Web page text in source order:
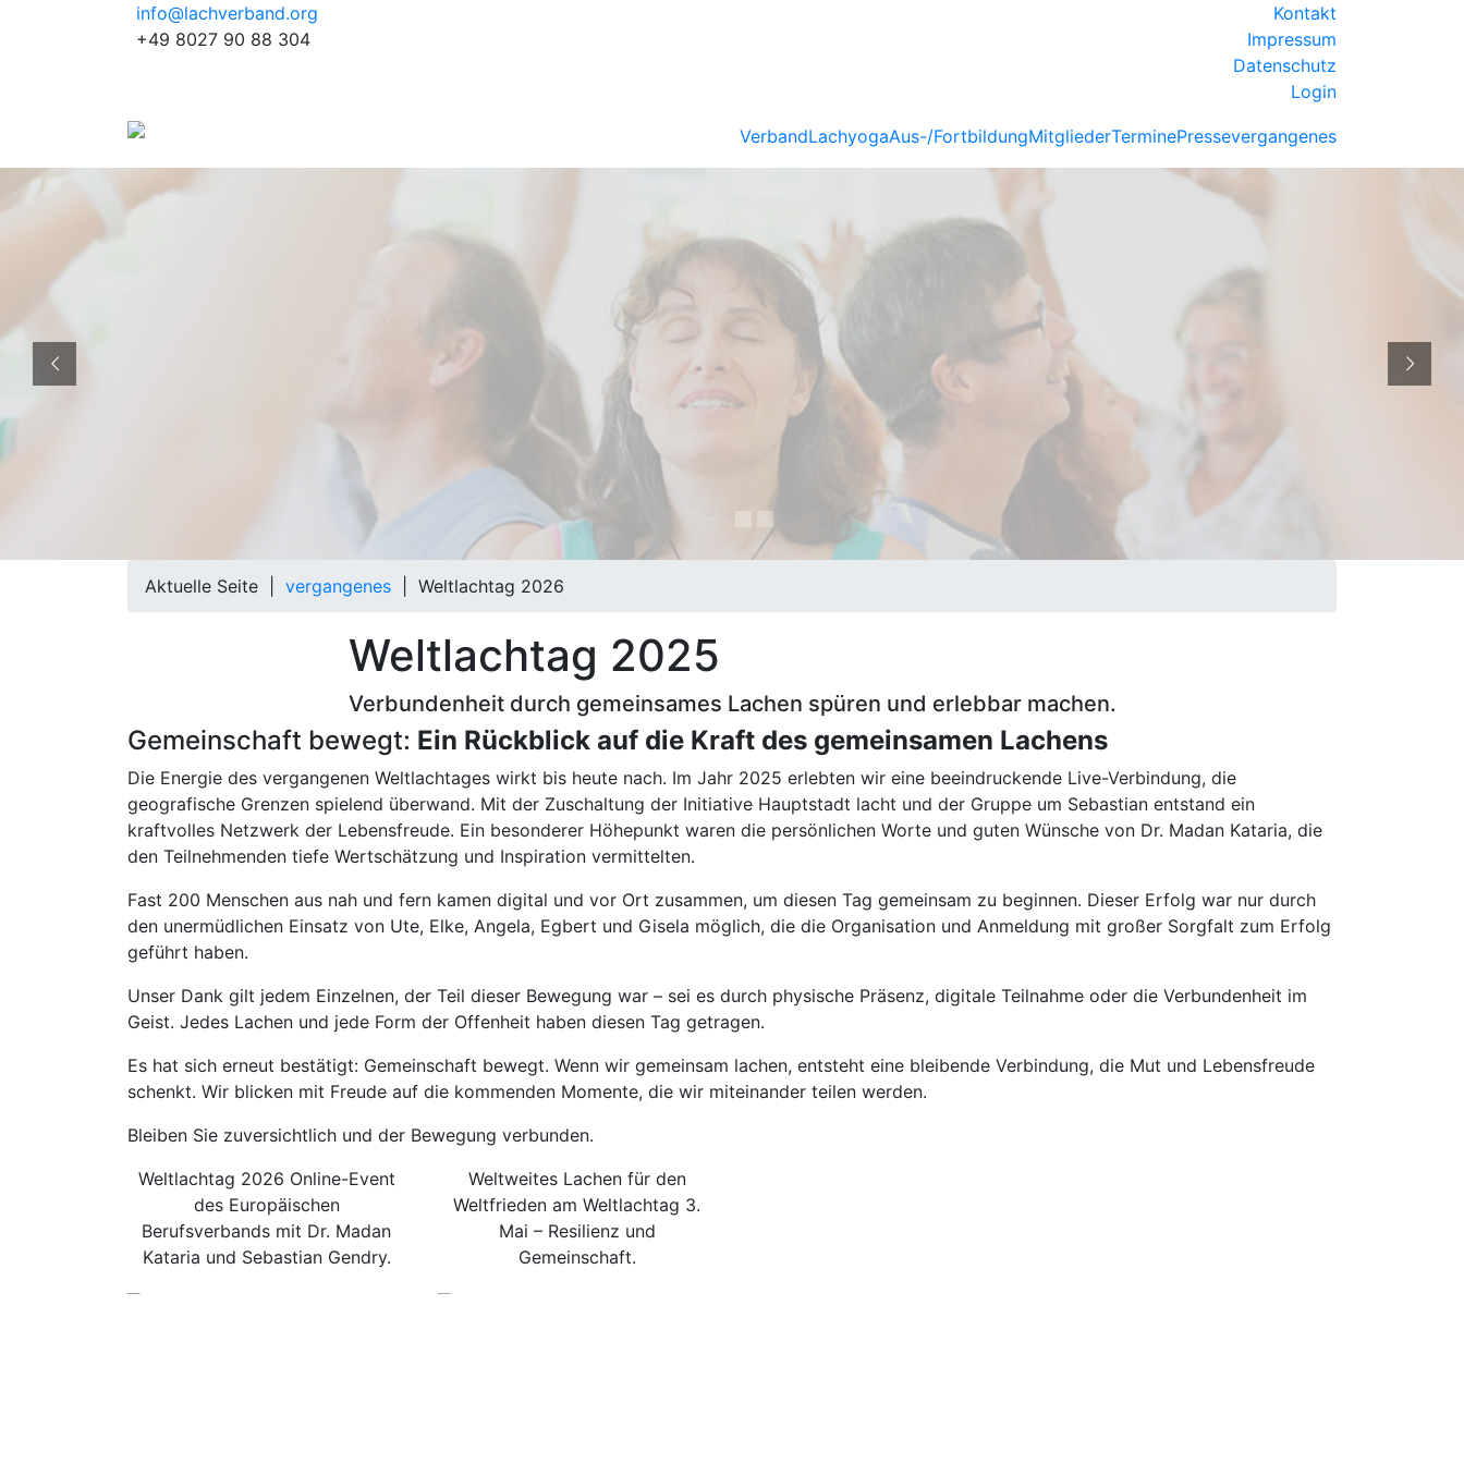
info@lachverband.org
+49 8027 90 88 304
Kontakt
Impressum
Datenschutz
Login
VerbandLachyogaAus-/FortbildungMitgliederTerminePressevergangenes
EUROPÄISCHER BERUFSVERBAND
Aktuelle Seite | vergangenes Weltlachtag 2026
Weltlachtag 2025
Verbundenheit durch gemeinsames Lachen spüren und erlebbar machen.
Gemeinschaft bewegt: Ein Rückblick auf die Kraft des gemeinsamen Lachens
Die Energie des vergangenen Weltlachtages wirkt bis heute nach. Im Jahr 2025 erlebten wir eine beeindruckende Live-Verbindung, die
geografische Grenzen spielend überwand. Mit der Zuschaltung der Initiative Hauptstadt lacht und der Gruppe um Sebastian entstand ein
kraftvolles Netzwerk der Lebensfreude. Ein besonderer Höhepunkt waren die persönlichen Worte und guten Wünsche von Dr. Madan Kataria, die
den Teilnehmenden tiefe Wertschätzung und Inspiration vermittelten.
Fast 200 Menschen aus nah und fern kamen digital und vor Ort zusammen, um diesen Tag gemeinsam zu beginnen. Dieser Erfolg war nur durch
den unermüdlichen Einsatz von Ute, Elke, Angela, Egbert und Gisela möglich, die die Organisation und Anmeldung mit großer Sorgfalt zum Erfolg
geführt haben.
Unser Dank gilt jedem Einzelnen, der Teil dieser Bewegung war – sei es durch physische Präsenz, digitale Teilnahme oder die Verbundenheit im
Geist. Jedes Lachen und jede Form der Offenheit haben diesen Tag getragen.
Es hat sich erneut bestätigt: Gemeinschaft bewegt. Wenn wir gemeinsam lachen, entsteht eine bleibende Verbindung, die Mut und Lebensfreude
schenkt. Wir blicken mit Freude auf die kommenden Momente, die wir miteinander teilen werden.
Bleiben Sie zuversichtlich und der Bewegung verbunden.
Weltlachtag 2026 Online-Event
des Europäischen
Berufsverbands mit Dr. Madan
Kataria und Sebastian Gendry.
Weltweites Lachen für den
Weltfrieden am Weltlachtag 3.
Mai – Resilienz und
Gemeinschaft.